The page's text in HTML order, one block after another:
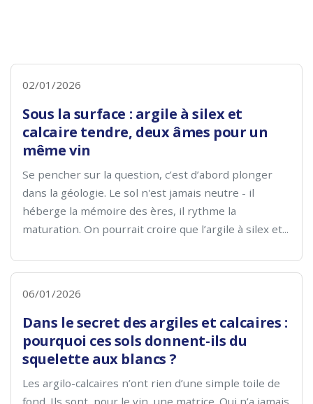
02/01/2026
Sous la surface : argile à silex et
calcaire tendre, deux âmes pour un
même vin
Se pencher sur la question, c’est d’abord plonger
dans la géologie. Le sol n'est jamais neutre - il
héberge la mémoire des ères, il rythme la
maturation. On pourrait croire que l’argile à silex et...
06/01/2026
Dans le secret des argiles et calcaires :
pourquoi ces sols donnent-ils du
squelette aux blancs ?
Les argilo-calcaires n’ont rien d’une simple toile de
fond. Ils sont, pour le vin, une matrice. Qui n’a jamais